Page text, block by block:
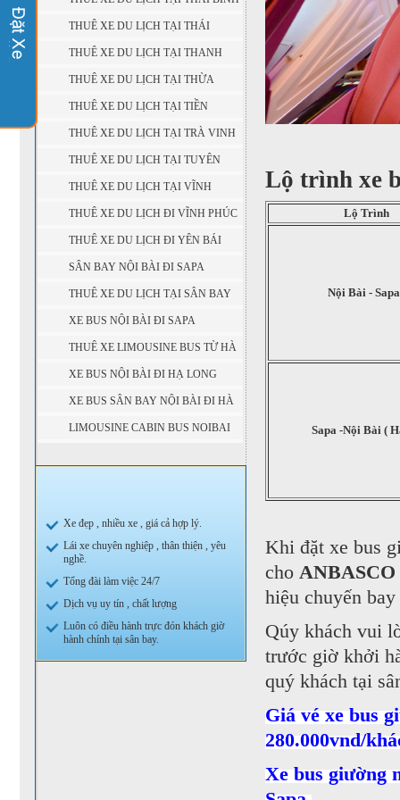
THUÊ XE DU LỊCH TẠI THÁI
NGUYÊN
THUÊ XE DU LỊCH TẠI THANH
HÓA
THUÊ XE DU LỊCH TẠI THỪA
THIÊN - HUẾ
THUÊ XE DU LỊCH TẠI TIỀN
GIANG
THUÊ XE DU LỊCH TẠI TRÀ VINH
THUÊ XE DU LỊCH TẠI TUYÊN
QUANG
THUÊ XE DU LỊCH TẠI VĨNH
LONG
THUÊ XE DU LỊCH ĐI VĨNH PHÚC
THUÊ XE DU LỊCH ĐI YÊN BÁI
SÂN BAY NỘI BÀI ĐI SAPA
THUÊ XE DU LỊCH TẠI SÂN BAY
NỘI BÀI
XE BUS NỘI BÀI ĐI SAPA
THUÊ XE LIMOUSINE BUS TỪ HÀ
NỘI ( SÂN BAY NỘI BÀI ) ĐI SAPA
XE BUS NỘI BÀI ĐI HẠ LONG
XE BUS SÂN BAY NỘI BÀI ĐI HÀ
GIANG
LIMOUSINE CABIN BUS NOIBAI
Xe đẹp , nhiều xe , giá cả hợp lý.
Lái xe chuyên nghiệp , thân thiện , yêu
nghề.
Tổng đài làm việc 24/7
Dịch vụ uy tín , chất lượng
Luôn có điều hành trực đón khách giờ
hành chính tại sân bay.
Lộ trình xe
Lộ Trình
Nội Bài - Sapa
Sapa -Nội Bài ( Hà
Khi đặt xe bus
cho ANBASCO
hiệu chuyến
Qúy khách vui
trước giờ khởi
quý khách tại
Giá vé xe bus
280.000vnd/
Xe bus giường